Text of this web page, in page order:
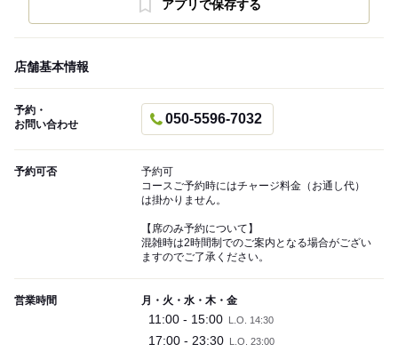
アプリで保存する
店舗基本情報
予約・
お問い合わせ
050-5596-7032
予約可否
予約可
コースご予約時にはチャージ料金（お通し代）
は掛かりません。
【席のみ予約について】
混雑時は2時間制でのご案内となる場合がござい
ますのでご了承ください。
営業時間 月・火・水・木・金
11:00 - 15:00 L.O. 14:30
17:00 - 23:30 L.O. 23:00